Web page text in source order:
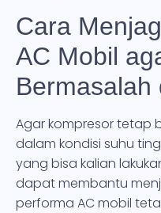
Cara
AC Mobil
Bermasalah
Agar kompresor tetap
dalam kondisi suhu
yang bisa kalian
dapat membantu
performa AC mobil